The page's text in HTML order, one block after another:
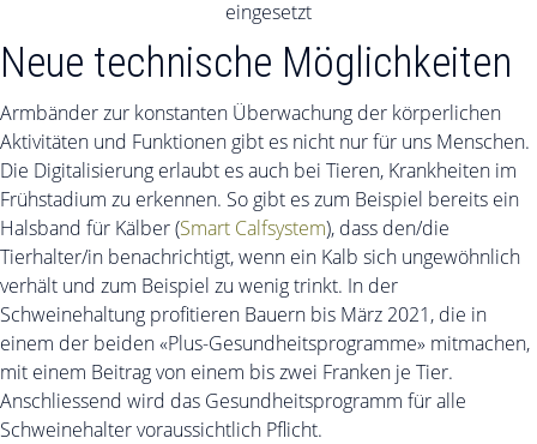
Neue technische Möglichkeiten
Armbänder zur konstanten Überwachung der körperlichen
Aktivitäten und Funktionen gibt es nicht nur für uns Menschen.
Die Digitalisierung erlaubt es auch bei Tieren, Krankheiten im
Frühstadium zu erkennen. So gibt es zum Beispiel bereits ein
Halsband für Kälber (Smart Calfsystem), dass den/die
Tierhalter/in benachrichtigt, wenn ein Kalb sich ungewöhnlich
verhält und zum Beispiel zu wenig trinkt. In der
Schweinehaltung profitieren Bauern bis März 2021, die in
einem der beiden «Plus-Gesundheitsprogramme» mitmachen,
mit einem Beitrag von einem bis zwei Franken je Tier.
Anschliessend wird das Gesundheitsprogramm für alle
Schweinehalter voraussichtlich Pflicht.